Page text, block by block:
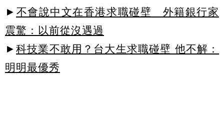
► 不會說中文在香港求職碰壁 外籍銀行家
震驚：以前從沒遇過
► 科技業不敢用？台大生求職碰壁 他不解：
明明最優秀